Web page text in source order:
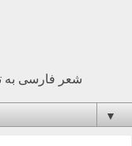
شعر فارسی
▼